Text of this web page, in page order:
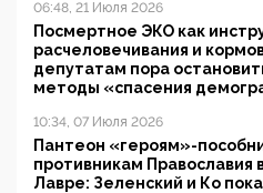
06:48, 21 Июля 2026
Посмертное ЭКО как
расчеловечивания и
депутатам пора
методы «спасения
10:34, 07 Июля 2026
Пантеон «героям»-
противникам Православия
Лавре: Зеленский и Ко